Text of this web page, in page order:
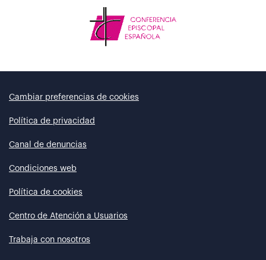
Cambiar preferencias de cookies
Política de privacidad
Canal de denuncias
Condiciones web
Política de cookies
Centro de Atención a Usuarios
Trabaja con nosotros